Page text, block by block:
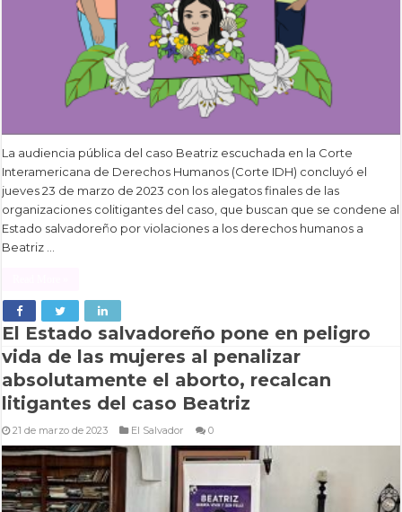
La audiencia pública del caso Beatriz escuchada en la Corte
Interamericana de Derechos Humanos (Corte IDH) concluyó el
jueves 23 de marzo de 2023 con los alegatos finales de las
organizaciones colitigantes del caso, que buscan que se condene al
Estado salvadoreño por violaciones a los derechos humanos a
Beatriz …
El Estado salvadoreño pone en peligro
vida de las mujeres al penalizar
absolutamente el aborto, recalcan
litigantes del caso Beatriz
21 de marzo de 2023 El Salvador 0